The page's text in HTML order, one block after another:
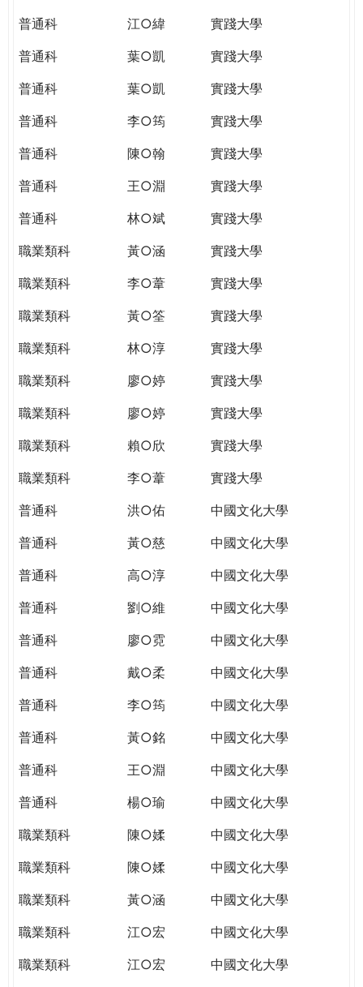
普通科
江○緯
實踐大學
普通科
葉○凱
實踐大學
普通科
葉○凱
實踐大學
普通科
李○筠
實踐大學
普通科
陳○翰
實踐大學
普通科
王○淵
實踐大學
普通科
林○斌
實踐大學
職業類科
黃○涵
實踐大學
職業類科
李○葦
實踐大學
職業類科
黃○筌
實踐大學
職業類科
林○淳
實踐大學
職業類科
廖○婷
實踐大學
職業類科
廖○婷
實踐大學
職業類科
賴○欣
實踐大學
職業類科
李○葦
實踐大學
普通科
洪○佑
中國文化大學
普通科
黃○慈
中國文化大學
普通科
高○淳
中國文化大學
普通科
劉○維
中國文化大學
普通科
廖○霓
中國文化大學
普通科
戴○柔
中國文化大學
普通科
李○筠
中國文化大學
普通科
黃○銘
中國文化大學
普通科
王○淵
中國文化大學
普通科
楊○瑜
中國文化大學
職業類科
陳○媃
中國文化大學
職業類科
陳○媃
中國文化大學
職業類科
黃○涵
中國文化大學
職業類科
江○宏
中國文化大學
職業類科
江○宏
中國文化大學